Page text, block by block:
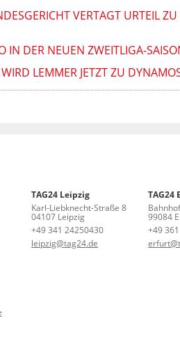
VERTAGT URTEIL ZU
IN DER NEUEN ZWEITLIGA-
LEMMER JETZT ZU
TAG24 Leipzig
Karl-Liebknecht-Straße 8
04107 Leipzig
+49 341 24250430
leipzig@tag24.de
TAG24
99084
+49